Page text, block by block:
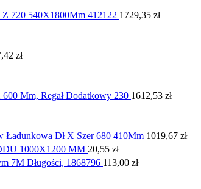
Z 720 540X1800Mm 412122 1729,35 zł
zł
Mm, Regał Dodatkowy 230 1612,53 zł
Ładunkowa Dł X Szer 680 410Mm 1019,67 zł
1000X1200 MM 20,55 zł
7M Długości, 1868796 113,00 zł